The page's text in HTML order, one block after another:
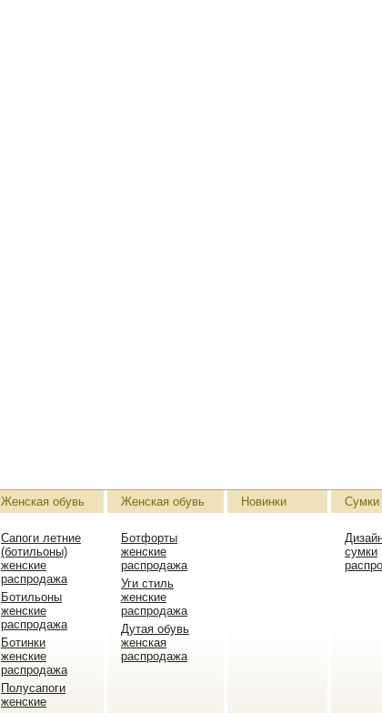
Женская обувь
Сапоги летние
(ботильоны)
женские
распродажа
Ботильоны
женские
распродажа
Ботинки
женские
распродажа
Полусапоги
женские
Женская обувь
Ботфорты
женские
распродажа
Уги стиль
женские
распродажа
Дутая обувь
женская
распродажа
Новинки Сумки
сумки